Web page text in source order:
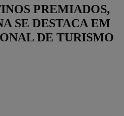
PREMIADOS,
SE DESTACA EM
DE TURISMO